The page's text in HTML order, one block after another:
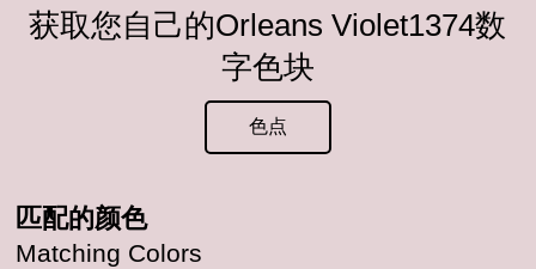
获取您自己的Orleans Violet1374数
字色块
色点
匹配的颜色
Matching Colors